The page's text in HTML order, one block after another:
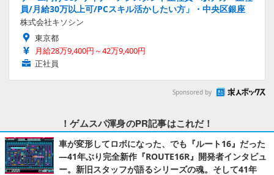
員/月給30万以上可/PCスキル活かしたい方」・中央区銀座
株式会社キソシン
東京都
月給28万9,400円～42万9,400円
正社員
Sponsored by
！ゲムスパ渾身のPR記事はこれだ！
車が変形してロボになった、でも『ルート16』だった
―41年ぶり完全新作『ROUTE16R』開発者インタビュ
ー。新旧スタッフが語るシリーズの魂。そして41年